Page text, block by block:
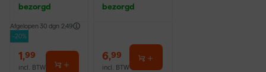
bezorgd
Afgelopen 30 dgn 2,49
-20%
1,99
incl. BTW
bezorgd
6,99
incl. BTW